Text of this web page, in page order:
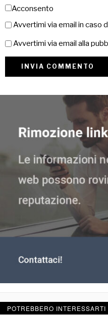
Acconsento
Avvertimi via email in caso
Avvertimi via email alla
POTREBBERO INTERESSARTI